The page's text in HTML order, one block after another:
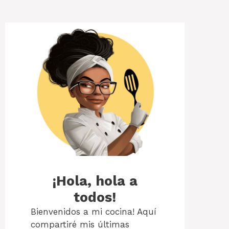
¡Hola, hola a
todos!
Bienvenidos a mi cocina! Aquí
compartiré mis últimas